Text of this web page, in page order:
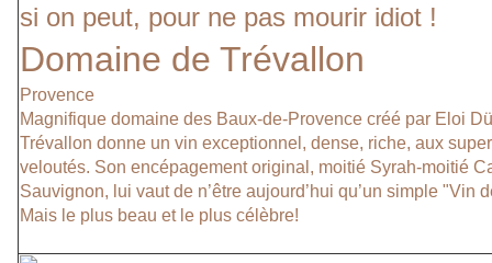
si on peut, pour ne pas mourir idiot !
Domaine de Trévallon
Provence
Magnifique domaine des Baux-de-Provence créé par Eloi
Trévallon donne un vin exceptionnel, dense, riche, aux
veloutés. Son encépagement original, moitié Syrah-moitié
Sauvignon, lui vaut de n’être aujourd’hui qu’un simple "Vin
Mais le plus beau et le plus célèbre!